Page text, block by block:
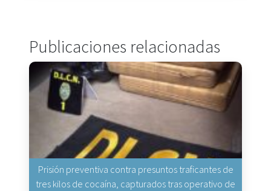
Publicaciones relacionadas
Prisión preventiva contra presuntos traficantes de
tres kilos de cocaína, capturados tras operativo de